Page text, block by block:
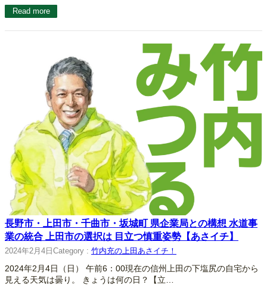
Read more
長野市・上田市・千曲市・坂城町 県企業局との構想 水道事
業の統合 上田市の選択は 目立つ慎重姿勢【あさイチ】
2024年2月4日 Category : 竹内充の上田あさイチ！
2024年2月4日（日） 午前6：00現在の信州上田の下塩尻の自宅から
見える天気は曇り。 きょうは何の日？【立…